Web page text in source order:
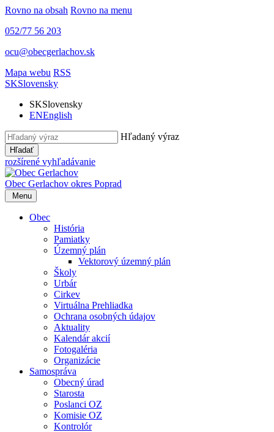
Rovno na obsah Rovno na menu
052/77 56 203
ocu@obecgerlachov.sk
Mapa webu RSS
SKSlovensky
SKSlovensky
ENEnglish
Hľadaný výraz
Hľadať
rozšírené vyhľadávanie
Obec Gerlachov okres Poprad
Menu
Obec
História
Pamiatky
Územný plán
Vektorový územný plán
Školy
Urbár
Cirkev
Virtuálna Prehliadka
Ochrana osobných údajov
Aktuality
Kalendár akcií
Fotogaléria
Organizácie
Samospráva
Obecný úrad
Starosta
Poslanci OZ
Komisie OZ
Kontrolór